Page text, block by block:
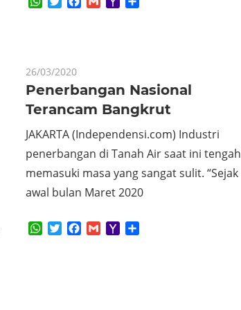
26/03/2020
Penerbangan Nasional
Terancam Bangkrut
JAKARTA (Independensi.com) Industri
penerbangan di Tanah Air saat ini tengah
memasuki masa yang sangat sulit. “Sejak
awal bulan Maret 2020
WhatsApp
TwitterFacebook
GmailYahoo